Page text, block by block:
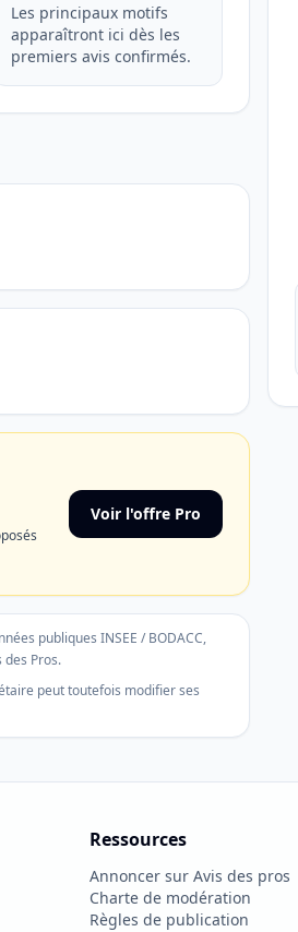
Les principaux motifs
apparaîtront ici dès les
premiers avis confirmés.
Voir l'offre Pro
publiques INSEE / BODACC,
Pros.
peut toutefois modifier ses
Ressources
Annoncer sur Avis des pros
Charte de modération
Règles de publication